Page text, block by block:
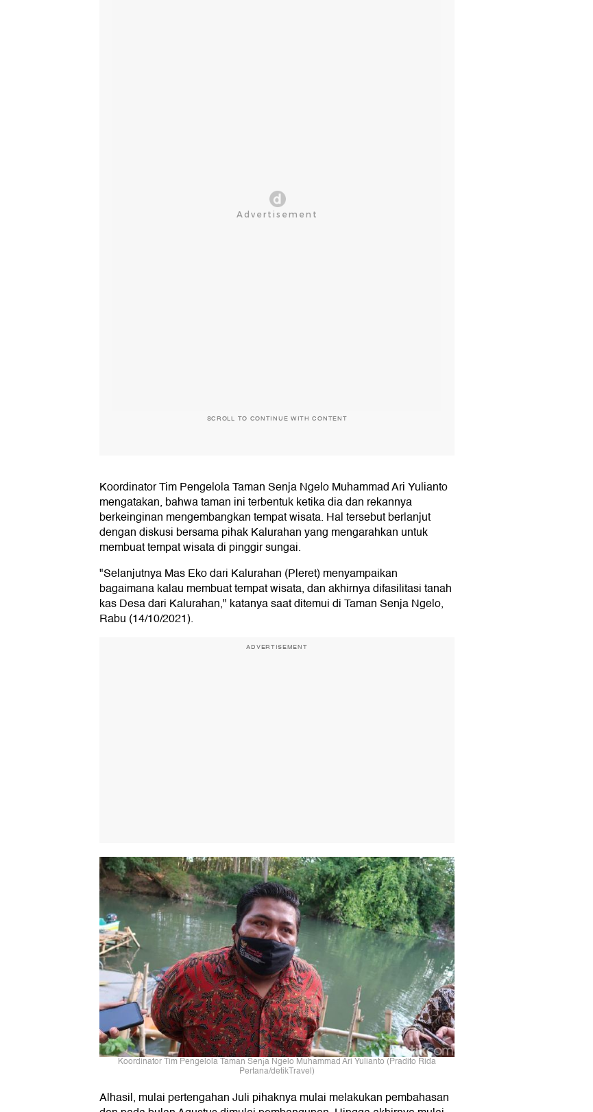
SCROLL TO CONTINUE WITH CONTENT
Koordinator Tim Pengelola Taman Senja Ngelo Muhammad Ari Yulianto
mengatakan, bahwa taman ini terbentuk ketika dia dan rekannya
berkeinginan mengembangkan tempat wisata. Hal tersebut berlanjut
dengan diskusi bersama pihak Kalurahan yang mengarahkan untuk
membuat tempat wisata di pinggir sungai.
"Selanjutnya Mas Eko dari Kalurahan (Pleret) menyampaikan
bagaimana kalau membuat tempat wisata, dan akhirnya difasilitasi tanah
kas Desa dari Kalurahan," katanya saat ditemui di Taman Senja Ngelo,
Rabu (14/10/2021).
ADVERTISEMENT
Koordinator Tim Pengelola Taman Senja Ngelo Muhammad Ari Yulianto (Pradito Rida
Pertana/detikTravel)
Alhasil, mulai pertengahan Juli pihaknya mulai melakukan pembahasan